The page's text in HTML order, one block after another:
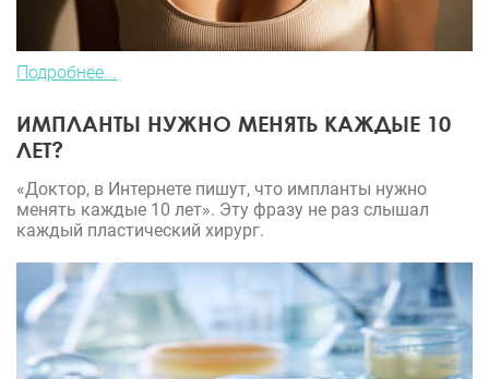
Подробнее...
ИМПЛАНТЫ НУЖНО МЕНЯТЬ КАЖДЫЕ 10
ЛЕТ?
«Доктор, в Интернете пишут, что импланты нужно
менять каждые 10 лет». Эту фразу не раз слышал
каждый пластический хирург.